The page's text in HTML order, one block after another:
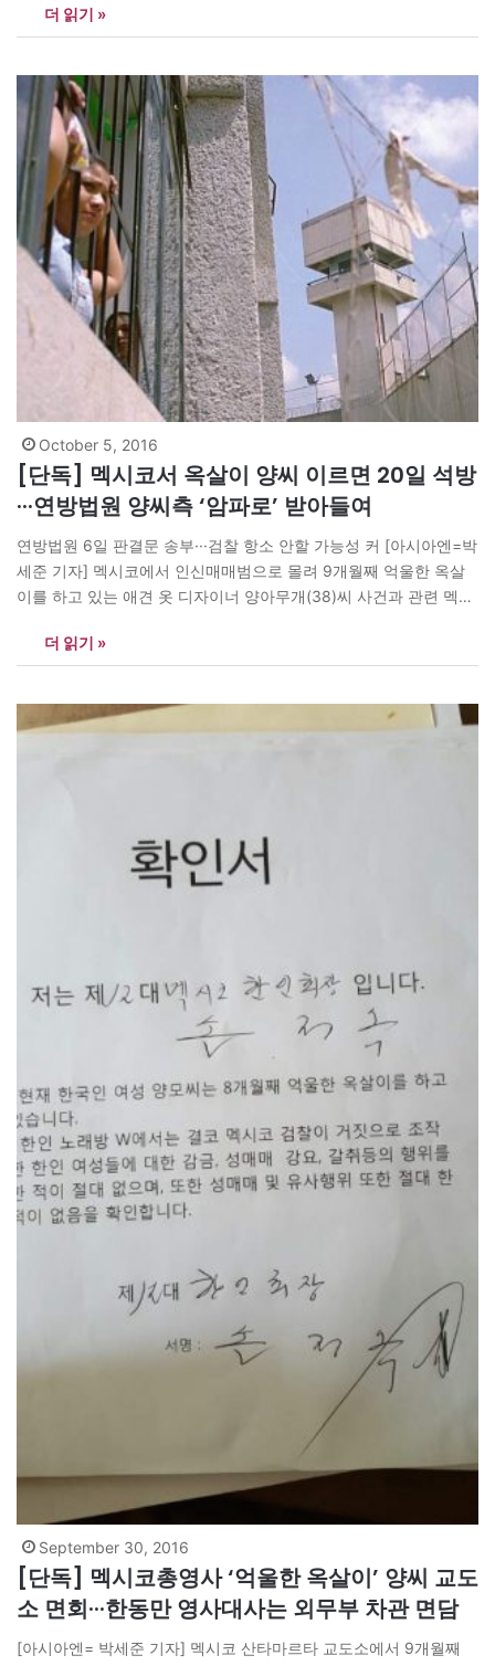
에서 거의 보도하지 않은데다 <아시아엔>도 부분적으로 보도해 독
자들이 사건 전모를 파악 이해하는데 부족했다고 판단한다. 이에 <
더 읽기 »
October 5, 2016
[단독] 멕시코서 옥살이 양씨 이르면 20일 석방
···연방법원 양씨측 ‘암파로’ 받아들여
연방법원 6일 판결문 송부···검찰 항소 안할 가능성 커 [아시아엔=박
세준 기자] 멕시코에서 인신매매범으로 몰려 9개월째 억울한 옥살
이를 하고 있는 애견 옷 디자이너 양아무개(38)씨 사건과 관련 멕시
소가 적법했는지를 다투는 법적절차)를 받아들였다고 법원 공식게
더 읽기 »
September 30, 2016
[단독] 멕시코총영사 ‘억울한 옥살이’ 양씨 교도
소 면회···한동만 영사대사는 외무부 차관 면담
[아시아엔= 박세준 기자] 멕시코 산타마르타 교도소에서 9개월째